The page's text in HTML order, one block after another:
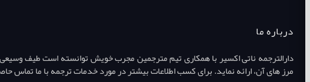
درباره ما
دارالترجمه ناتی اکسیر با همکاری تیم مترجمین مجرب خویش توانسته است طیف وسیعی
مرز های آن، ارائه نماید. برای کسب اطلاعات بیشتر در مورد خدمات ترجمه با ما تماس